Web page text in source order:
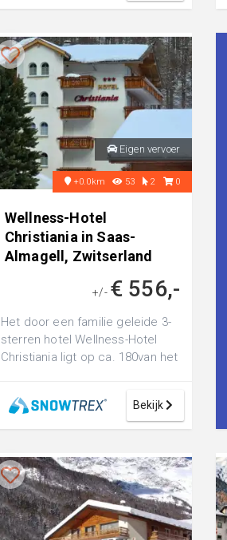
Eigen vervoer
+0.0km 53 2 0
Wellness-Hotel
Christiania in Saas-
Almagell, Zwitserland
+/- € 556,-
Het door een familie geleide 3-
sterren hotel Wellness-Hotel
Christiania ligt op ca. 180van het
Bekijk